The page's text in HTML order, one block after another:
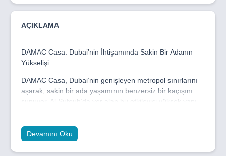
5
of
AÇIKLAMA
DAMAC Casa: Dubai’nin İhtişamında Sakin Bir Adanın
Yükselişi
DAMAC Casa, Dubai’nin genişleyen metropol sınırlarını
aşarak, sakin bir ada yaşamının benzersiz bir kaçışını
sunuyor. Al Sufouh’da yer alan bu etkileyici yüksek yapı,
manzaralarının keyfini çıkarabileceğiniz DAMAC Casa,
sadece bir konut değil, aynı zamanda bir yaşam tarzı
Devamını Oku